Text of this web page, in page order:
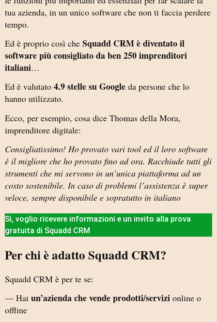
tua azienda, in un unico software che non ti faccia perdere
tempo.
Ed è proprio così che Squadd CRM è diventato il
software più consigliato da ben 250 imprenditori
italiani…
Ed è valutato 4.9 stelle su Google da persone che lo
hanno utilizzato.
Ecco, per esempio, cosa dice Thomas della Mora,
imprenditore digitale:
Consigliatissimo! Ho provato vari tool ed il loro software
è il migliore che ho provato fino ad ora. Racchiude tutti gli
strumenti che mi servono in un’unica piattaforma ad un
costo sostenibile. In caso di problemi l’assistenza è super
veloce, sempre disponibile e sopratutto in italiano
Si, voglio ricevere informazioni e un invito alla prova
gratuita di Squadd CRM
Per chi è adatto Squadd CRM?
Squadd CRM è per te se:
— Hai un’azienda che vende prodotti/servizi online o
offline